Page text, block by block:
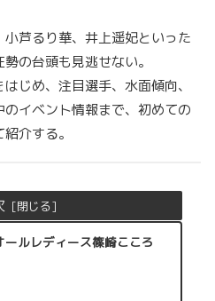
芦るり華、井上遥妃といった
の台頭も見逃せない。
じめ、注目選手、水面傾向、
イベント情報まで、初めての
介する。
ルレディース篠崎こころ